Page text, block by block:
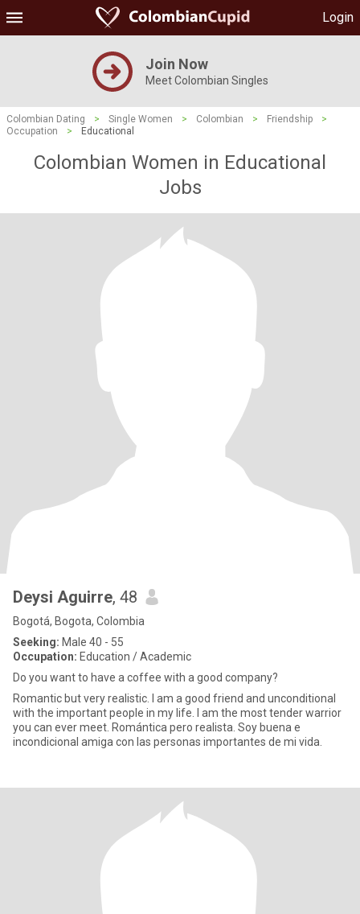
Login
Join Now
Meet Colombian Singles
Colombian Dating > Single Women > Colombian > Friendship
>
Occupation
> Educational
Colombian Women in Educational
Jobs
Deysi Aguirre, 48
Bogotá, Bogota, Colombia
Seeking: Male 40 - 55
Occupation: Education / Academic
Do you want to have a coffee with a good company?
Romantic but very realistic. I am a good friend and unconditional
with the important people in my life. I am the most tender warrior
you can ever meet. Romántica pero realista. Soy buena e
incondicional amiga con las personas importantes de mi vida.